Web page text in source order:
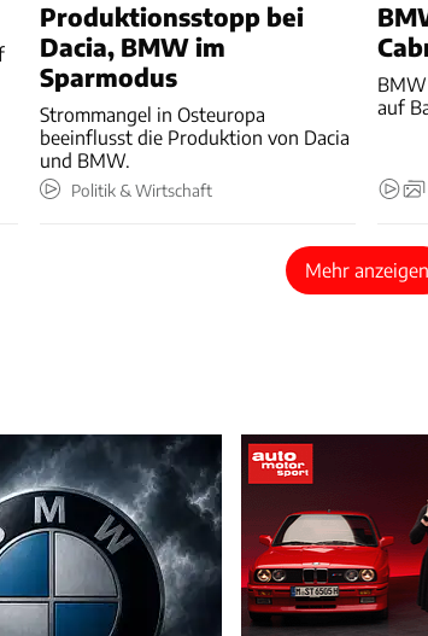
Produktionsstopp bei
Dacia, BMW im
Sparmodus
Strommangel in Osteuropa
beeinflusst die Produktion von Dacia
und BMW.
Politik & Wirtschaft
auf
Mehr anzeigen